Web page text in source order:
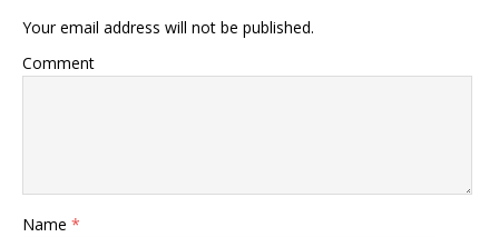
Your email address will not be published.
Comment
Name *